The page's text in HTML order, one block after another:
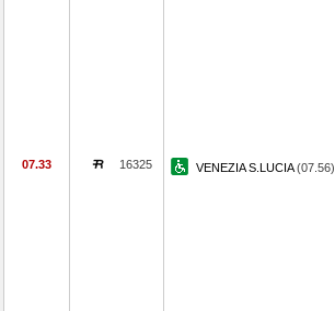
07.33 16325 VENEZIA S.LUCIA(07.56)